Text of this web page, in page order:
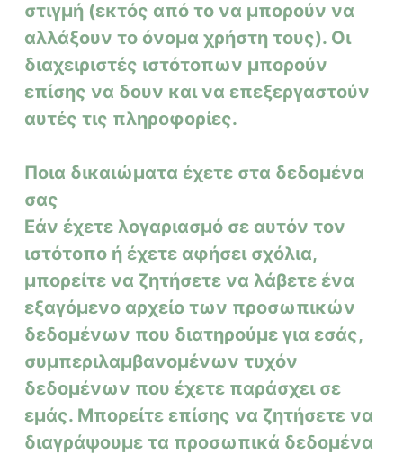
στιγμή (εκτός από το να μπορούν να
αλλάξουν το όνομα χρήστη τους). Οι
διαχειριστές ιστότοπων μπορούν
επίσης να δουν και να επεξεργαστούν
αυτές τις πληροφορίες.
Ποια δικαιώματα έχετε στα δεδομένα
σας
Εάν έχετε λογαριασμό σε αυτόν τον
ιστότοπο ή έχετε αφήσει σχόλια,
μπορείτε να ζητήσετε να λάβετε ένα
εξαγόμενο αρχείο των προσωπικών
δεδομένων που διατηρούμε για εσάς,
συμπεριλαμβανομένων τυχόν
δεδομένων που έχετε παράσχει σε
εμάς. Μπορείτε επίσης να ζητήσετε να
διαγράψουμε τα προσωπικά δεδομένα